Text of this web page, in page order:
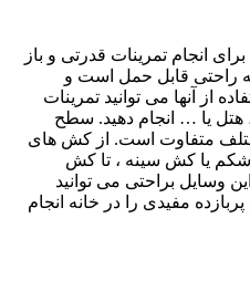
انجام تمرینات قدرتی و باز
راحتی قابل حمل است و
از آنها می توانید تمرینات
هتل یا … انجام دهید. سطح
متفاوت است. از کش های
یا کش سینه ، تا کش
وسایل براحتی می توانید
مفیدی را در خانه انجام